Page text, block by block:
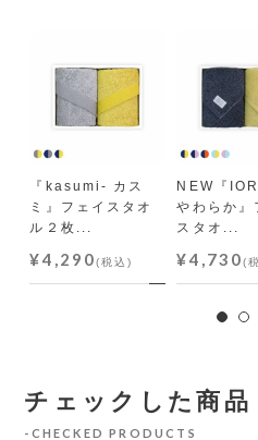
『kasumi- カス
ミ』フェイスタオ
ル２枚...
¥4,290(税込)
NEW『
やわらか』
スタオ...
¥4,730(
チェックした商品
CHECKED PRODUCTS